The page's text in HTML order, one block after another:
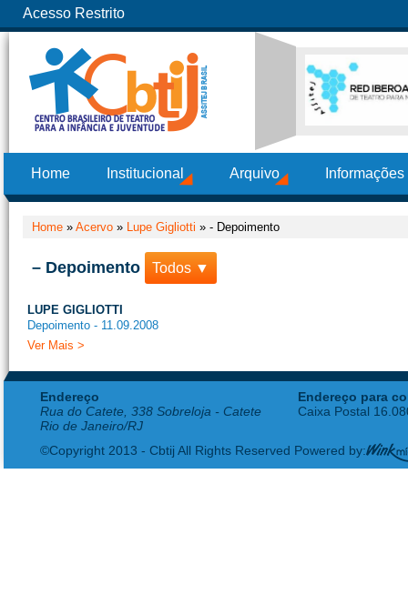
Acesso Restrito
Home Institucional Arquivo
Home » Acervo » Lupe Gigliotti » - Depoimento
– Depoimento Todos ▼
LUPE GIGLIOTTI
Depoimento - 11.09.2008
Ver Mais >
Endereço
Rua do Catete, 338 Sobreloja - Catete
Rio de Janeiro/RJ
Endereço para
Caixa Postal
©Copyright 2013 - Cbtij All Rights Reserved Powered by: